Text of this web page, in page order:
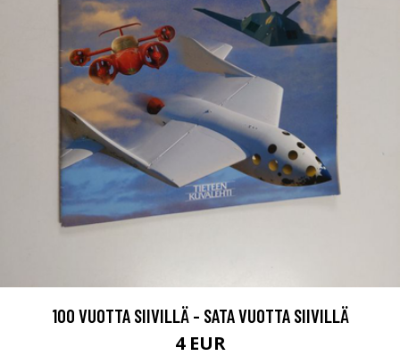
100 VUOTTA SIIVILLÄ - SATA VUOTTA SIIVILLÄ
4 EUR